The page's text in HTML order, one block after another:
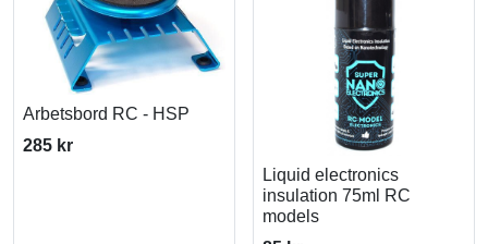
Arbetsbord RC - HSP
285 kr
Liquid electronics
insulation 75ml RC
models